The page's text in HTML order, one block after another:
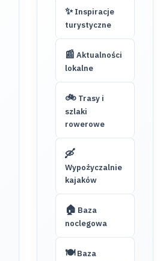
✨Inspiracje
turystyczne
📰 Aktualności
lokalne
🚲Trasy i
szlaki
rowerowe
🛶
Wypożyczalnie
kajaków
🏠 Baza
noclegowa
🍽️Baza